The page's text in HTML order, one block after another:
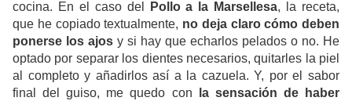
cocina. En el caso del Pollo a la Marsellesa, la receta,
que he copiado textualmente, no deja claro cómo deben
ponerse los ajos y si hay que echarlos pelados o no. He
optado por separar los dientes necesarios, quitarles la piel
al completo y añadirlos así a la cazuela. Y, por el sabor
final del guiso, me quedo con
la sensación de haber